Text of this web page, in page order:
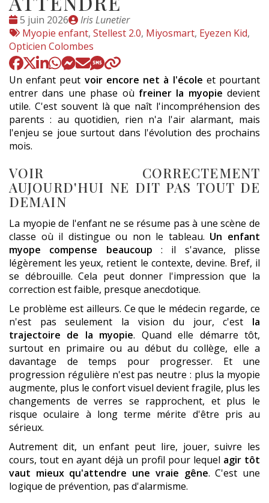
Date
:
5 juin 2026
Publié
par
Iris Lunetier
Tags
:
Myopie enfant, Stellest 2.0, Miyosmart, Eyezen Kid,
Opticien Colombes
Un enfant peut voir encore net à l'école et pourtant
entrer dans une phase où freiner la myopie devient
utile. C'est souvent là que naît l'incompréhension des
parents : au quotidien, rien n'a l'air alarmant, mais
l'enjeu se joue surtout dans l'évolution des prochains
mois.
VOIR CORRECTEMENT
AUJOURD'HUI NE DIT PAS TOUT DE
DEMAIN
La myopie de l'enfant ne se résume pas à une scène de
classe où il distingue ou non le tableau. Un enfant
myope compense beaucoup : il s'avance, plisse
légèrement les yeux, retient le contexte, devine. Bref, il
se débrouille. Cela peut donner l'impression que la
correction est faible, presque anecdotique.
Le problème est ailleurs. Ce que le médecin regarde, ce
n'est pas seulement la vision du jour, c'est la
trajectoire de la myopie. Quand elle démarre tôt,
surtout en primaire ou au début du collège, elle a
davantage de temps pour progresser. Et une
progression régulière n'est pas neutre : plus la myopie
augmente, plus le confort visuel devient fragile, plus les
changements de verres se rapprochent, et plus le
risque oculaire à long terme mérite d'être pris au
sérieux.
Autrement dit, un enfant peut lire, jouer, suivre les
cours, tout en ayant déjà un profil pour lequel agir tôt
vaut mieux qu'attendre une vraie gêne. C'est une
logique de prévention, pas d'alarmisme.